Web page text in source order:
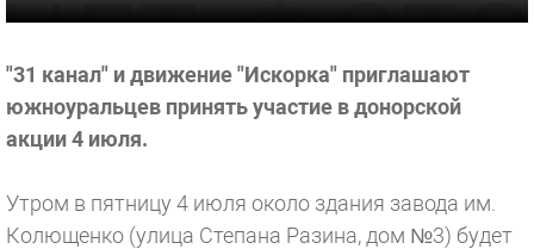
"31 канал" и движение "Искорка" приглашают
южноуральцев принять участие в донорской
акции 4 июля.
Утром в пятницу 4 июля около здания завода им.
Колющенко (улица Степана Разина, дом №3) будет